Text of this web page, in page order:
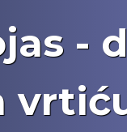
-